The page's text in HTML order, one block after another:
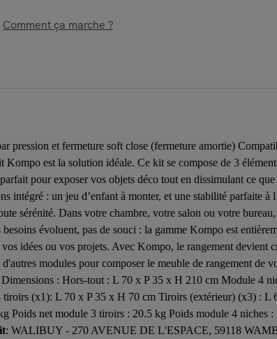
Comment ça marche ?
pression et fermeture soft close (fermeture amortie)
est la solution idéale. Ce kit se compose de 3
pour exposer vos objets déco tout en dissimulant ce
intégré : un jeu d’enfant à monter, et une stabilité parfaite
sérénité. Dans votre chambre, votre salon ou votre
évoluent, pas de souci : la gamme Kompo est
idées ou vos projets. Avec Kompo, le rangement devient
modules pour composer le meuble de rangement de
: Hors-tout : L 70 x P 35 x H 210 cm Module 4
(x1): L 70 x P 35 x H 70 cm Tiroirs (extérieur) (x3) :
Poids net module 3 tiroirs : 20.5 kg Poids module 4 niches
: WALIBUY - 270 AVENUE DE L'ESPACE, 59118